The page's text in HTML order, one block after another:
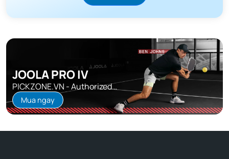
1. Thiết kế hiện đại tính thẩm mỹ cao
Joola Agassi Edge Heat Vision Redcòn nổi bật với yếu tố
thẩm mỹ cao. Vợt có ba tùy chọn màu sắc rực rỡ và cuốn
hút (Gradient Blaze Red, Gradient Surge Green, Gradient
Flash Yellow).
Thiết kế Gradient (chuyển màu) độc đáo trên bề mặt
động và cá tính, giúp người chơi thể hiện phong cách
JOOLA PRO IV
PICKZONE.VN - Authorized
Distributor
Mua ngay